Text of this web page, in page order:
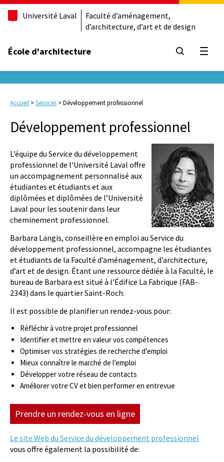
Université Laval
Faculté d’aménagement,
d’architecture, d’art et de design
École d'architecture
Accueil >Services >Développement professionnel
Développement professionnel
L’équipe du Service du développement
professionnel de l'Université Laval offre
un accompagnement personnalisé aux
étudiantes et étudiants et aux
diplômées et diplômées de l’Université
Laval pour les soutenir dans leur
cheminement professionnel.
Barbara Langis, conseillère en emploi au Service du
développement professionnel, accompagne les étudiantes
et étudiants de la Faculté d’aménagement, d’architecture,
d’art et de design. Étant une ressource dédiée à la Faculté, le
bureau de Barbara est situé à l’Édifice La Fabrique (FAB-
2343) dans le quartier Saint-Roch.
Il est possible de planifier un rendez-vous pour:
Réfléchir à votre projet professionnel
Identifier et mettre en valeur vos compétences
Optimiser vos stratégies de recherche d’emploi
Mieux connaître le marché de l’emploi
Développer votre réseau de contacts
Améliorer votre CV et bien performer en entrevue
Prendre un rendez-vous en ligne
Le site Web du Service du développement professionnel
vous offre également la possibilité de: